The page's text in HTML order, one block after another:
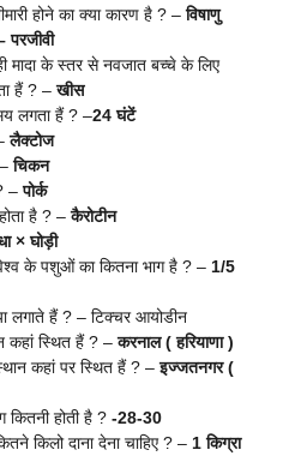
होने का क्या कारण है ? –विषाणु
परजीवी
मादा के स्तर से नवजात बच्चे के लिए
हैं ? –खीस
लगता हैं ? –24 घंटें
लैक्टोज
–चिकन
–पोर्क
है ? –कैरोटीन
× घोड़ी
के पशुओं का कितना भाग है ? – 1/5
लगाते हैं ? – टिक्चर आयोडीन
कहां स्थित हैं ? –करनाल ( हरियाणा )
कहां पर स्थित हैं ? –इज्जतनगर (
कितनी होती है ? -28-30
किलो दाना देना चाहिए ? – 1 किग्रा